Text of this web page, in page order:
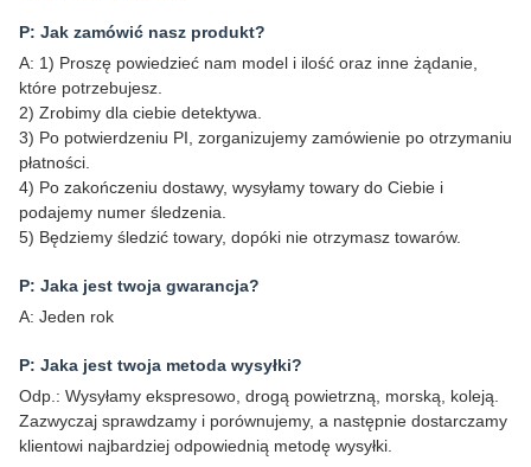
P: Jak zamówić nasz produkt?
A: 1) Proszę powiedzieć nam model i ilość oraz inne żądanie,
które potrzebujesz.
2) Zrobimy dla ciebie detektywa.
3) Po potwierdzeniu PI, zorganizujemy zamówienie po otrzymaniu
płatności.
4) Po zakończeniu dostawy, wysyłamy towary do Ciebie i
podajemy numer śledzenia.
5) Będziemy śledzić towary, dopóki nie otrzymasz towarów.
P: Jaka jest twoja gwarancja?
A: Jeden rok
P: Jaka jest twoja metoda wysyłki?
Odp.: Wysyłamy ekspresowo, drogą powietrzną, morską, koleją.
Zazwyczaj sprawdzamy i porównujemy, a następnie dostarczamy
klientowi najbardziej odpowiednią metodę wysyłki.